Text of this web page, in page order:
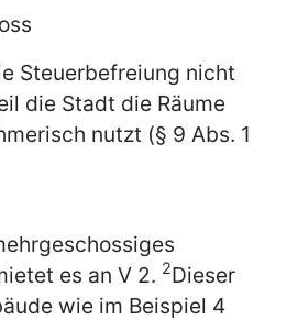
Steuerbefreiung nicht
die Stadt die Räume
nutzt (§ 9 Abs. 1
es an V 2. 2Dieser
wie im Beispiel 4